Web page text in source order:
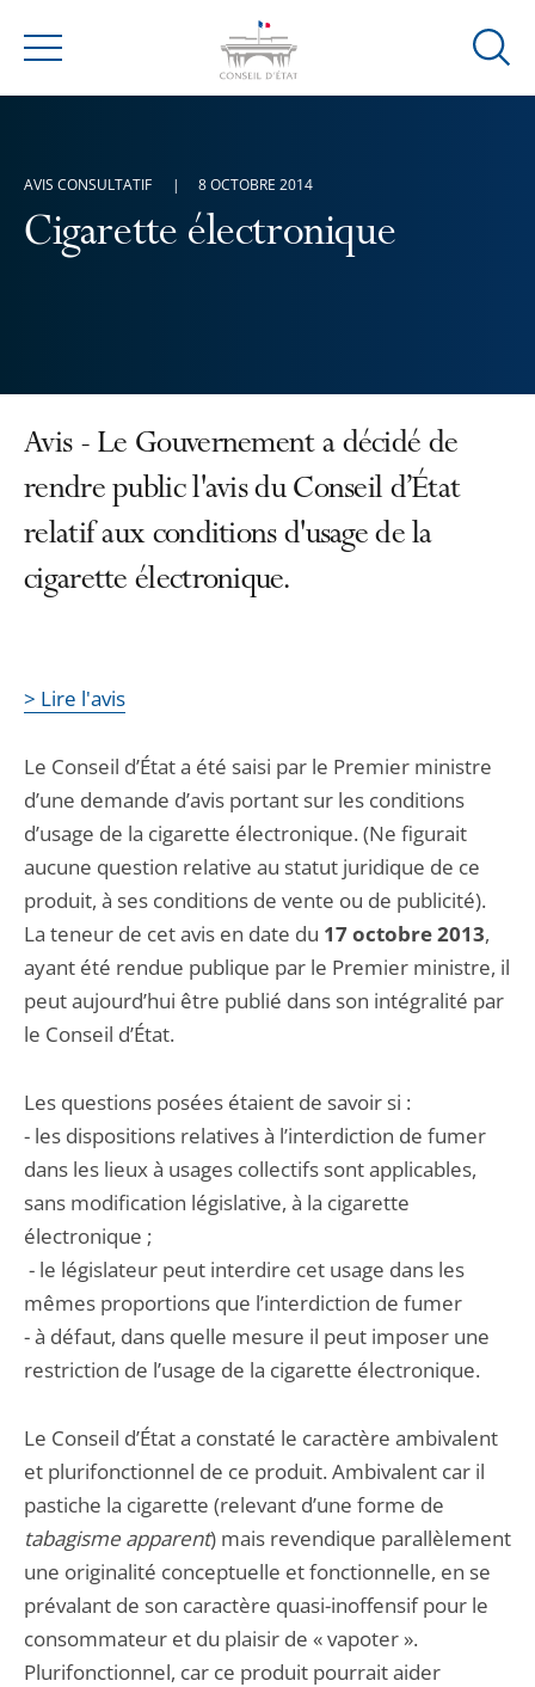
Menu
Ouvrir
Cigarette électronique
AVIS CONSULTATIF 8 OCTOBRE 2014
Avis - Le Gouvernement a décidé de
rendre public l'avis du Conseil d’État
relatif aux conditions d'usage de la
cigarette électronique.
> Lire l'avis
Le Conseil d’État a été saisi par le Premier ministre
d’une demande d’avis portant sur les conditions
d’usage de la cigarette électronique. (Ne figurait
aucune question relative au statut juridique de ce
produit, à ses conditions de vente ou de publicité).
La teneur de cet avis en date du 17 octobre 2013,
ayant été rendue publique par le Premier ministre, il
peut aujourd’hui être publié dans son intégralité par
le Conseil d’État.
Les questions posées étaient de savoir si :
- les dispositions relatives à l’interdiction de fumer
dans les lieux à usages collectifs sont applicables,
sans modification législative, à la cigarette
électronique ;
- le législateur peut interdire cet usage dans les
mêmes proportions que l’interdiction de fumer
- à défaut, dans quelle mesure il peut imposer une
restriction de l’usage de la cigarette électronique.
Le Conseil d’État a constaté le caractère ambivalent
et plurifonctionnel de ce produit. Ambivalent car il
pastiche la cigarette (relevant d’une forme de
tabagisme apparent) mais revendique parallèlement
une originalité conceptuelle et fonctionnelle, en se
prévalant de son caractère quasi-inoffensif pour le
consommateur et du plaisir de « vapoter ».
Plurifonctionnel, car ce produit pourrait aider